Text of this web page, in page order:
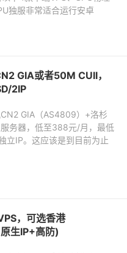
独服非常适合运行安卓
GIA或者50M CUII，
2IP
GIA（AS4809）+洛杉
务器，低至388元/月，最低
立IP。这应该是到目前为止
，可选香港
生IP+高防)